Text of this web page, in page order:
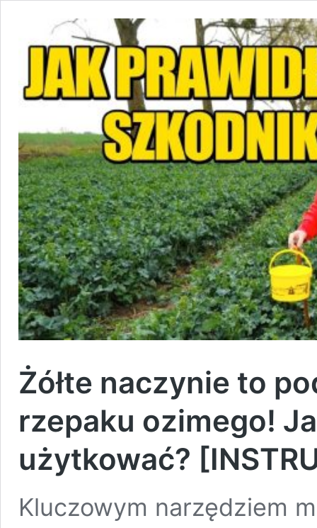
Żółte naczynie to
rzepaku ozimego!
użytkować?
Kluczowym narzędziem